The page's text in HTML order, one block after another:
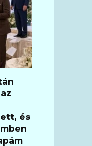
és